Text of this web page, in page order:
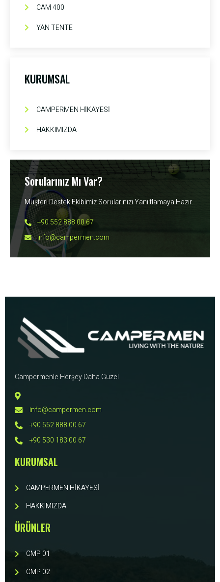
CAM 400
YAN TENTE
KURUMSAL
CAMPERMEN HİKAYESİ
HAKKIMIZDA
Sorularınız Mı Var?
Müşteri Destek Ekibimiz Sorularınızı Yanıltlamaya Hazır.
+90 552 888 00 67
info@campermen.com
Campermenle Herşey Daha Güzel
info@campermen.com
+90 552 888 00 67
+90 530 183 00 67
KURUMSAL
CAMPERMEN HİKAYESİ
HAKKIMIZDA
ÜRÜNLER
CMP 01
CMP 02